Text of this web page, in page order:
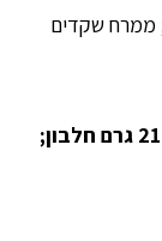
ממרח שקדים
ערכים תזונתיים ל-100 גרם: 575 קלוריות; 21 גרם חלבון;